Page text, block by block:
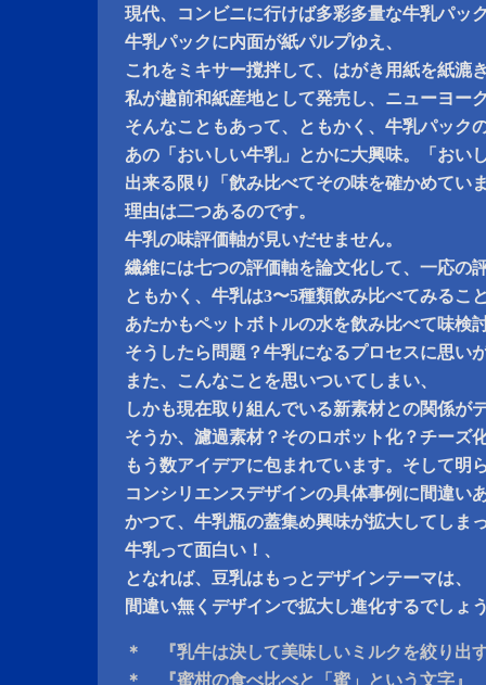
現代、コンビニに行けば多彩多量な牛乳パッ
牛乳パックに内面が紙パルプゆえ、
これをミキサー撹拌して、はがき用紙を紙漉
私が越前和紙産地として発売し、ニューヨー
そんなこともあって、ともかく、牛乳パック
あの「おいしい牛乳」とかに大興味。「おい
出来る限り「飲み比べてその味を確かめてい
理由は二つあるのです。
牛乳の味評価軸が見いだせません。
繊維には七つの評価軸を論文化して、一応の
ともかく、牛乳は3〜5種類飲み比べてみるこ
あたかもペットボトルの水を飲み比べて味検
そうしたら問題？牛乳になるプロセスに思い
また、こんなことを思いついてしまい、
しかも現在取り組んでいる新素材との関係が
そうか、濾過素材？そのロボット化？チーズ
もう数アイデアに包まれています。そして明
コンシリエンスデザインの具体事例に間違い
かつて、牛乳瓶の蓋集め興味が拡大してしま
牛乳って面白い！、
となれば、豆乳はもっとデザインテーマは、
間違い無くデザインで拡大し進化するでしょ
＊ 『乳牛は決して美味しいミルクを絞り出
＊ 『蜜柑の食べ比べと「蜜」という文字』